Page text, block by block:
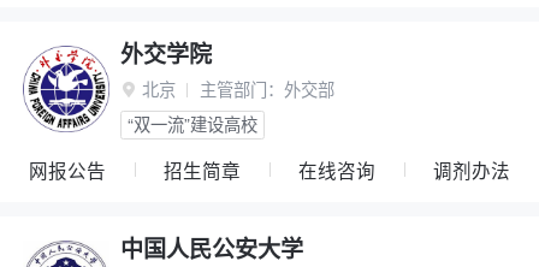
外交学院
 北京 主管部门： 外交部
“双一流”建设高校
网报公告 招生简章 在线咨询 调剂办法
中国人民公安大学